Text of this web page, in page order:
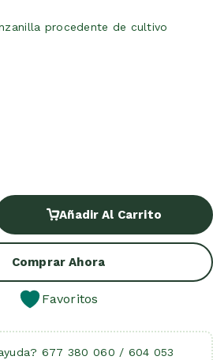
procedente de cultivo
Añadir Al Carrito
Comprar Ahora
Favoritos
677 380 060 / 604 053